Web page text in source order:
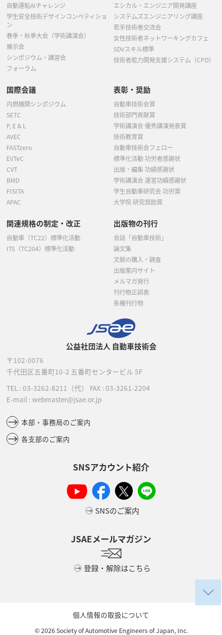
公益社団法人 自動車技術会
〒102-0076
千代田区五番町10-2 五番町センタービル 5F
TEL : 03-3262-8211 （代） FAX : 03-3261-2204
E-mail : webmaster@jsae.or.jp
本部・事務局のご案内
各支部のご案内
SNSアカウント紹介
SNSのご案内
JSAEメールマガジン
登録・解除はこちら
自動運転AIチャレンジ
学生安全技術デザインコンペティショ
ン
春季・秋季大会（学術講演会）
展示会
シンポジウム・講習会
フォーラム
エシカル・エンジニア開発講座
システムズエンジニアリング講座
若手技術者交流会
女性技術者ネットワーキングカフェ
SDVスキル標準
技術者能力開発支援システム（CPD）
国際会議
内燃機関シンポジウム
SETC
P, E & L
AVEC
FASTzero
EVTeC
CVT
BMD
FISITA
APAC
表彰・奨励
自動車技術会賞
技術部門貢献賞
学術講演会 優秀講演発表賞
技術教育賞
自動車技術会フェロー
標準化活動 功労者感謝状
出版・編集 功績感謝状
学術講演会 運営功績感謝状
学生自動車研究会 功労賞
大学院 研究奨励賞
関連規格の制定・改正
自動車（TC22）標準化活動
ITS（TC204）標準化活動
出版物の刊行
会誌「自動車技術」
論文集
文献の購入・調査
出版案内サイト
メルマガ発行
刊行物正誤表
各種刊行物
個人情報の取扱について
©2026Society of Automotive Engineers of Japan, Inc.